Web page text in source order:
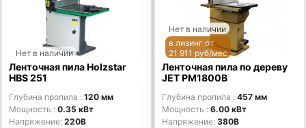
Нет в наличии
Ленточная пила Holzstar
HBS 251
Глубина пропила
120 мм
Мощность
0.35 кВт
Напряжение 220В
Нет в наличии
в лизинг от
21 911 руб/мес
Ленточная пила по дереву
JET PM1800B
Глубина пропила
457 мм
Мощность
6.00 кВт
Напряжение 380В